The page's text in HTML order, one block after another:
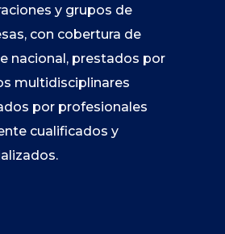
y grupos de
con cobertura de
nacional, prestados por
multidisciplinares
por profesionales
cualificados y